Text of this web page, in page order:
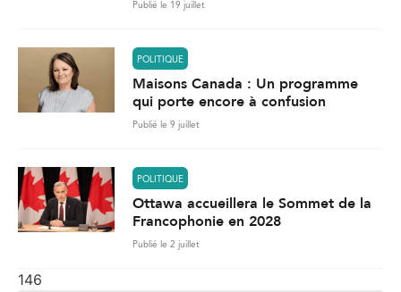
Publié le 19 juillet
POLITIQUE
Maisons Canada : Un programme
qui porte encore à confusion
Publié le 9 juillet
POLITIQUE
Ottawa accueillera le Sommet de la
Francophonie en 2028
Publié le 2 juillet
146